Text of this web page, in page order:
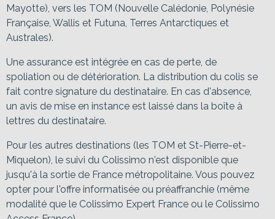
Mayotte), vers les TOM (Nouvelle Calédonie, Polynésie
Française, Wallis et Futuna, Terres Antarctiques et
Australes).
Une assurance est intégrée en cas de perte, de
spoliation ou de détérioration. La distribution du colis se
fait contre signature du destinataire. En cas d'absence,
un avis de mise en instance est laissé dans la boîte à
lettres du destinataire.
Pour les autres destinations (les TOM et St-Pierre-et-
Miquelon), le suivi du Colissimo n'est disponible que
jusqu'à la sortie de France métropolitaine. Vous pouvez
opter pour l'offre informatisée ou préaffranchie (même
modalité que le Colissimo Expert France ou le Colissimo